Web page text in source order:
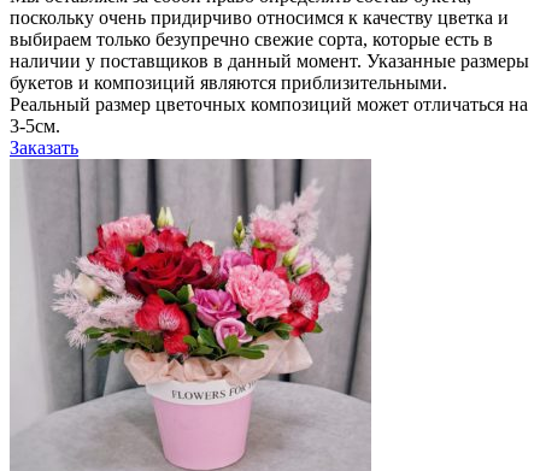
поскольку очень придирчиво относимся к качеству цветка и
выбираем только безупречно свежие сорта, которые есть в
наличии у поставщиков в данный момент. Указанные размеры
букетов и композиций являются приблизительными.
Реальный размер цветочных композиций может отличаться на
3-5см.
Заказать